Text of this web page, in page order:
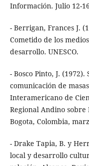
Información. Julio 12-
- Berrigan, Frances J.
Cometido de los
desarrollo. UNESCO.
- Bosco Pinto, J.
comunicación de
Interamericano de
Regional Andino sobre
Bogota, Colombia,
- Drake Tapia, B. y
local y desarrollo